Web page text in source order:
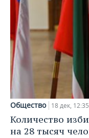
Общество 18 дек, 12:35
Количество
на 28 тысяч